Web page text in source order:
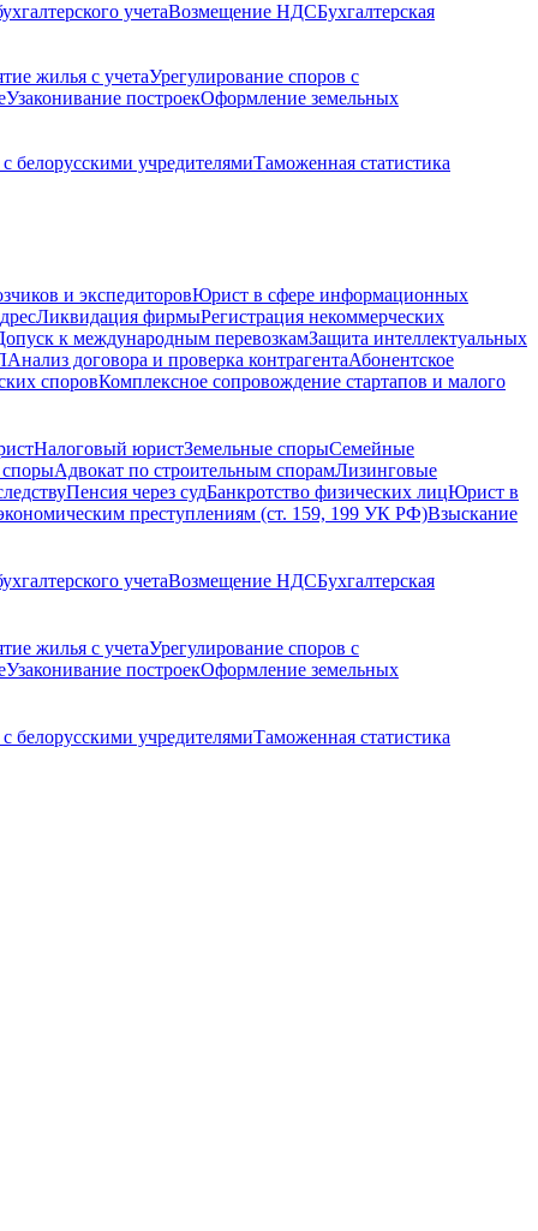
учетаВозмещение НДСБухгалтерская
жилья с учетаУрегулирование споров с
Узаконивание построекОформление земельных
белорусскими учредителямиТаможенная статистика
и экспедиторовЮрист в сфере информационных
Ликвидация фирмыРегистрация некоммерческих
к международным перевозкамЗащита интеллектуальных
Анализ договора и проверка контрагентаАбонентское
споровКомплексное сопровождение стартапов и малого
Налоговый юристЗемельные спорыСемейные
Адвокат по строительным спорамЛизинговые
Пенсия через судБанкротство физических лицЮрист в
преступлениям (ст. 159, 199 УК РФ)Взыскание
учетаВозмещение НДСБухгалтерская
жилья с учетаУрегулирование споров с
Узаконивание построекОформление земельных
белорусскими учредителямиТаможенная статистика